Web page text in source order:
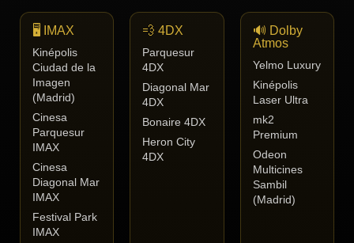
🖥️ IMAX
Kinépolis
Ciudad de la
Imagen
(Madrid)
Cinesa
Parquesur
IMAX
Cinesa
Diagonal Mar
IMAX
Festival Park
IMAX
💨 4DX
Parquesur
4DX
Diagonal Mar
4DX
Bonaire 4DX
Heron City
4DX
🔊 Dolby
Atmos
Yelmo Luxury
Kinépolis
Laser Ultra
mk2
Premium
Odeon
Multicines
Sambil
(Madrid)